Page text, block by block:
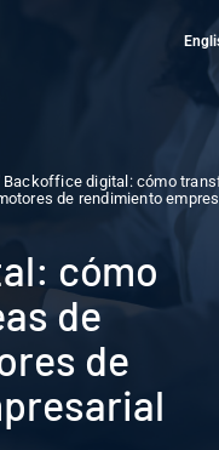
Backoffice digital: cómo
de rendimiento
cómo
de
de